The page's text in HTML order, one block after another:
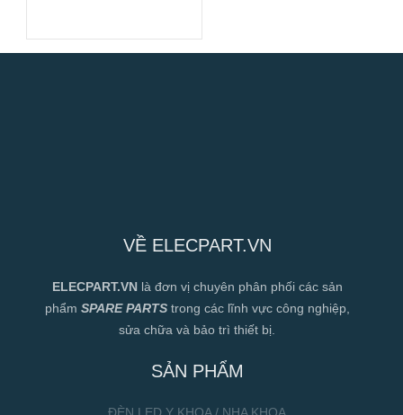
VỀ ELECPART.VN
ELECPART.VN là đơn vị chuyên phân phối các sản
phẩm SPARE PARTStrong các lĩnh vực công nghiệp,
sửa chữa và bảo trì thiết bị.
SẢN PHẨM
ĐÈN LED Y KHOA / NHA KHOA